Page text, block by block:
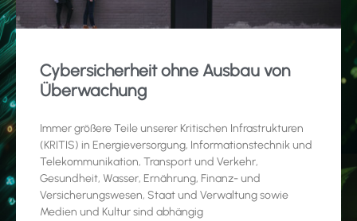
Cybersicherheit ohne Ausbau von
Überwachung
Immer größere Teile unserer Kritischen Infrastrukturen
(KRITIS) in Energieversorgung, Informationstechnik und
Telekommunikation, Transport und Verkehr,
Gesundheit, Wasser, Ernährung, Finanz- und
Versicherungswesen, Staat und Verwaltung sowie
Medien und Kultur sind abhängig